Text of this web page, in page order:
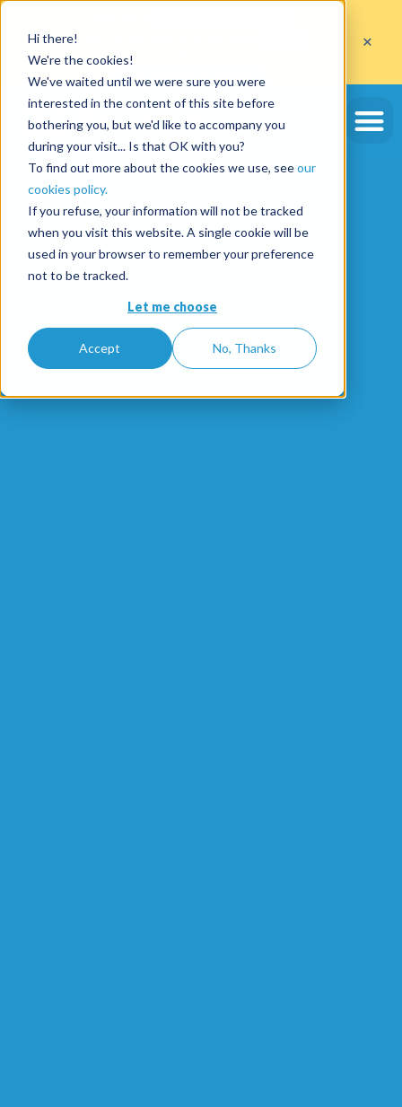
Hi there!
We're the cookies!
We've waited until we were sure you were
interested in the content of this site before
bothering you, but we'd like to accompany you
during your visit... Is that OK with you?
To find out more about the cookies we use, seeour
cookies policy.
If you refuse, your information will not be tracked
when you visit this website. A single cookie will be
used in your browser to remember your preference
not to be tracked.
Let me choose
Accept No, Thanks
al abrir una cuenta con el código
hasta el 30/09/2026*
Aprovechar la oferta
×